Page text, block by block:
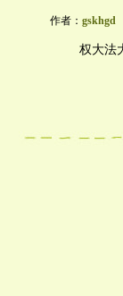
作者： gskhgd
权大法